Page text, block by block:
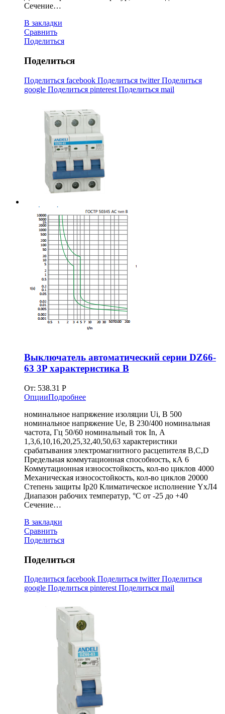
Сечение…
В закладки
Сравнить
Поделиться
Поделиться
Поделиться facebook Поделиться twitterПоделиться
google Поделиться pinterest Поделиться mail
Выключатель автоматический серии DZ66-
63 3P характеристика В
От: 538.31 Р
ОпцииПодробнее
номинальное напряжение изоляции Ui, В 500
номинальное напряжение Ue, В 230/400 номинальная
частота, Гц 50/60 номинальный ток In, А
1,3,6,10,16,20,25,32,40,50,63 характеристики
срабатывания электромагнитного расцепителя B,C,D
Предельная коммутационная способность, кА 6
Коммутационная износостойкость, кол-во циклов 4000
Механическая износостойкость, кол-во циклов 20000
Степень защиты Ip20 Климатическое исполнение YxЛ4
Диапазон рабочих температур, °С от -25 до +40
Сечение…
В закладки
Сравнить
Поделиться
Поделиться
Поделиться facebook Поделиться twitterПоделиться
google Поделиться pinterest Поделиться mail